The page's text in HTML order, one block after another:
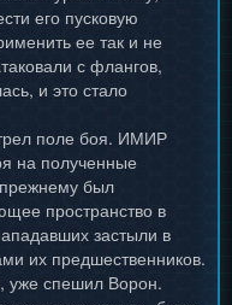
его пусковую
ее так и не
с флангов,
и это стало
поле боя. ИМИР
на полученные
был
пространство в
застыли в
их предшественников.
уже спешил Ворон.